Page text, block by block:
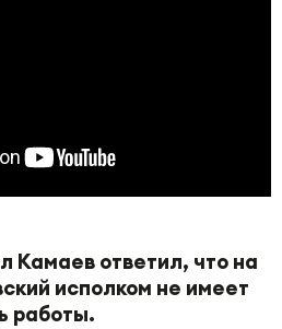
Камаев ответил, что на
исполком не имеет
работы.